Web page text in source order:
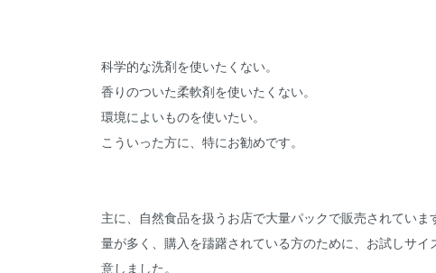
科学的な洗剤を使いたくない。
香りのついた柔軟剤を使いたくない。
環境によいものを使いたい。
こういった方に、特にお勧めです。
主に、自然食品を扱うお店で大量パックで販売されていま
量が多く、購入を躊躇されている方のために、お試しサイ
意しました。